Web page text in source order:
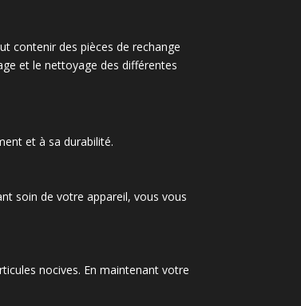
contenir des pièces de rechange
et le nettoyage des différentes
et à sa durabilité.
soin de votre appareil, vous vous
nocives. En maintenant votre